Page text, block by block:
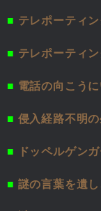
■ テレポーティ
■ テレポーティ
■ 電話の向こう
■ 侵入経路不明
■ ドッペルゲン
■ 謎の言葉を遺